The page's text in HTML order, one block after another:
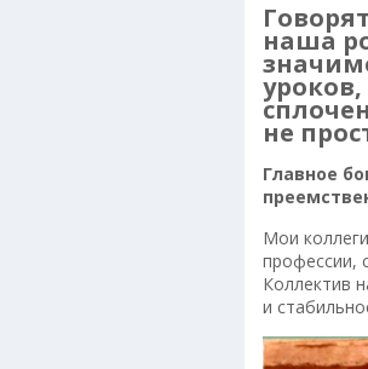
наша
не
Главное
Мои
профессии,
Коллектив
и